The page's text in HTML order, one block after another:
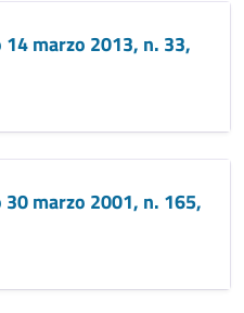
marzo 2013, n. 33,
marzo 2001, n. 165,